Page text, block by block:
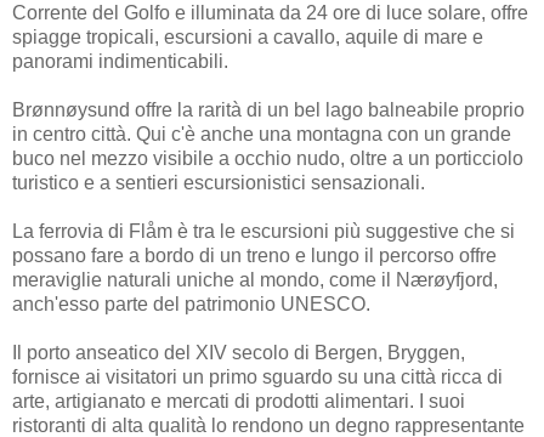
Corrente del Golfo e illuminata da 24 ore di luce solare, offre
spiagge tropicali, escursioni a cavallo, aquile di mare e
panorami indimenticabili.
Brønnøysund offre la rarità di un bel lago balneabile proprio
in centro città. Qui c'è anche una montagna con un grande
buco nel mezzo visibile a occhio nudo, oltre a un porticciolo
turistico e a sentieri escursionistici sensazionali.
La ferrovia di Flåm è tra le escursioni più suggestive che si
possano fare a bordo di un treno e lungo il percorso offre
meraviglie naturali uniche al mondo, come il Nærøyfjord,
anch'esso parte del patrimonio UNESCO.
Il porto anseatico del XIV secolo di Bergen, Bryggen,
fornisce ai visitatori un primo sguardo su una città ricca di
arte, artigianato e mercati di prodotti alimentari. I suoi
ristoranti di alta qualità lo rendono un degno rappresentante